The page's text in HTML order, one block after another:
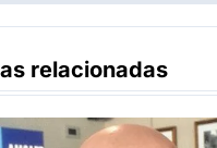
relacionadas